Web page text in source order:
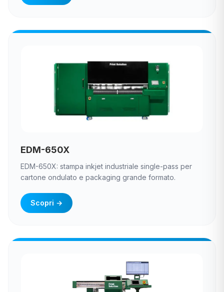
EDM-650X
EDM-650X: stampa inkjet industriale single-pass per
cartone ondulato e packaging grande formato.
Scopri →